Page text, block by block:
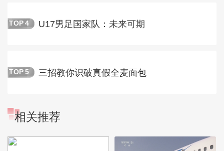
TOP 4 U17男足国家队：未来可期
TOP 5 三招教你识破真假全麦面包
相关推荐